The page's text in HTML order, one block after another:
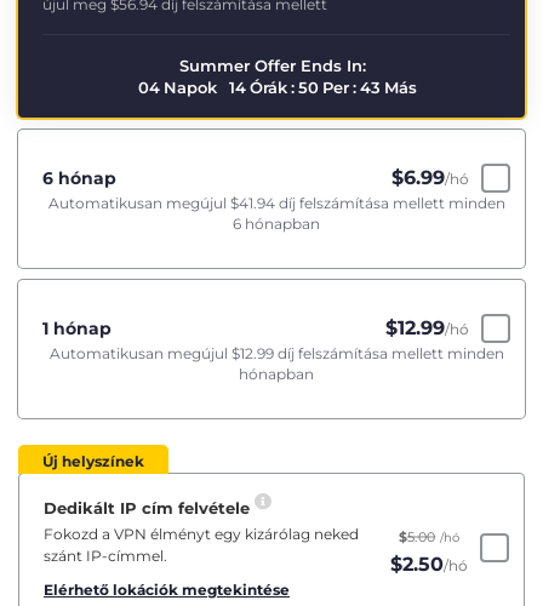
újul meg $56.94 díj felszámítása mellett
Summer Offer Ends In:
04 Napok 14Órák:50 Per:43 Más
6 hónap $6.99/hó
Automatikusan megújul $41.94díj felszámítása mellett minden
6 hónapban
1 hónap $12.99/hó
Automatikusan megújul $12.99díj felszámítása mellett minden
hónapban
Új helyszínek
Dedikált IP cím felvétele
Fokozd a VPN élményt egy kizárólag neked
szánt IP-címmel.
Elérhető lokációk megtekintése
$5.00 /hó
$2.50/hó